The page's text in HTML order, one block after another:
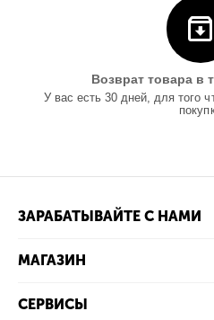
Возврат товара в
У вас есть 30 дней, для того
ЗАРАБАТЫВАЙТЕ С НАМИ
МАГАЗИН
СЕРВИСЫ